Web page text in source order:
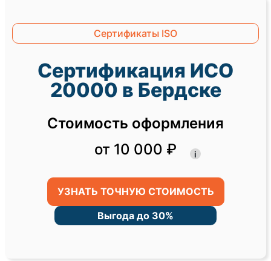
Сертификаты ISO
Сертификация ИСО
20000 в Бердске
Стоимость оформления
от 10 000 ₽
i
УЗНАТЬ ТОЧНУЮ СТОИМОСТЬ
Выгода до 30%